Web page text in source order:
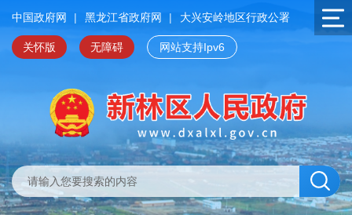
中国政府网 | 黑龙江省政府网 | 大兴安岭地区行政公署
关怀版 无障碍 网站支持Ipv6